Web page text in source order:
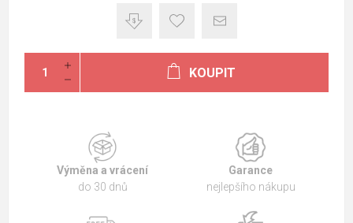
KOUPIT
Výměna a vrácení
do 30 dnů
Garance
nejlepšího nákupu